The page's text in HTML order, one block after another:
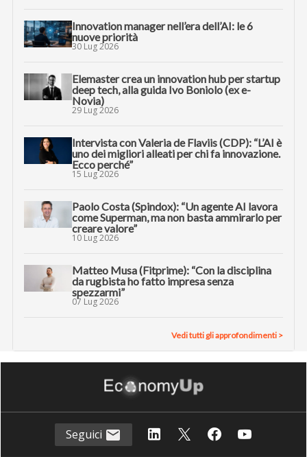
Innovation manager nell’era dell’AI: le 6
nuove priorità
30 Lug 2026
Elemaster crea un innovation hub per startup
deep tech, alla guida Ivo Boniolo (ex e-
Novia)
29 Lug 2026
Intervista con Valeria de Flaviis (CDP): “L’AI è
uno dei migliori alleati per chi fa innovazione.
Ecco perché”
15 Lug 2026
Paolo Costa (Spindox): “Un agente AI lavora
come Superman, ma non basta ammirarlo per
creare valore”
10 Lug 2026
Matteo Musa (Fitprime): “Con la disciplina
da rugbista ho fatto impresa senza
spezzarmi”
07 Lug 2026
Vedi tutti gli approfondimenti >
Seguici